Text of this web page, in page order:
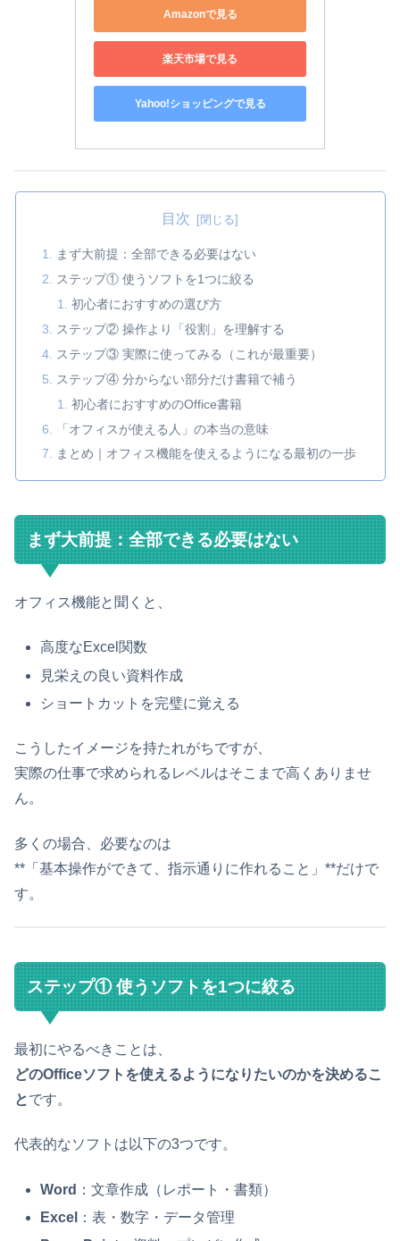
Amazonで見る
楽天市場で見る
Yahoo!ショッピングで見る
目次
まず大前提：全部できる必要はない
ステップ① 使うソフトを1つに絞る
初心者におすすめの選び方
ステップ② 操作より「役割」を理解する
ステップ③ 実際に使ってみる（これが最重要）
ステップ④ 分からない部分だけ書籍で補う
初心者におすすめのOffice書籍
「オフィスが使える人」の本当の意味
まとめ｜オフィス機能を使えるようになる最初の一歩
まず大前提：全部できる必要はない
オフィス機能と聞くと、
高度なExcel関数
見栄えの良い資料作成
ショートカットを完璧に覚える
こうしたイメージを持たれがちですが、
実際の仕事で求められるレベルはそこまで高くありませ
ん。
多くの場合、必要なのは
**「基本操作ができて、指示通りに作れること」**だけで
す。
ステップ① 使うソフトを1つに絞る
最初にやるべきことは、
どのOfficeソフトを使えるようになりたいのかを決めるこ
とです。
代表的なソフトは以下の3つです。
Word ：文章作成（レポート・書類）
Excel
：表・数字・データ管理